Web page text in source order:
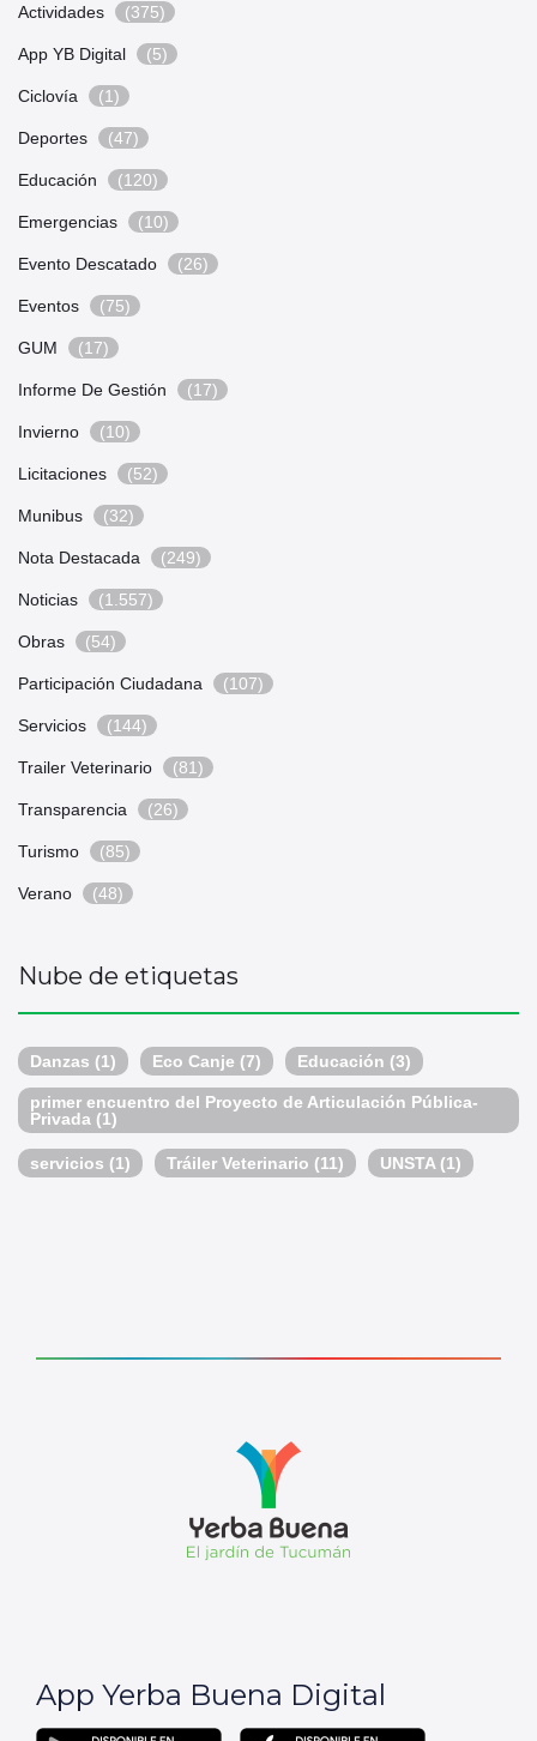
Actividades (375)
App YB Digital (5)
Ciclovía (1)
Deportes (47)
Educación (120)
Emergencias (10)
Evento Descatado (26)
Eventos (75)
GUM (17)
Informe De Gestión (17)
Invierno (10)
Licitaciones (52)
Munibus (32)
Nota Destacada (249)
Noticias (1.557)
Obras (54)
Participación Ciudadana (107)
Servicios (144)
Trailer Veterinario (81)
Transparencia (26)
Turismo (85)
Verano (48)
Nube de etiquetas
Danzas (1) Eco Canje (7) Educación (3)
primer encuentro del Proyecto de Articulación Pública-
Privada (1)
servicios (1) Tráiler Veterinario (11) UNSTA (1)
App Yerba Buena Digital